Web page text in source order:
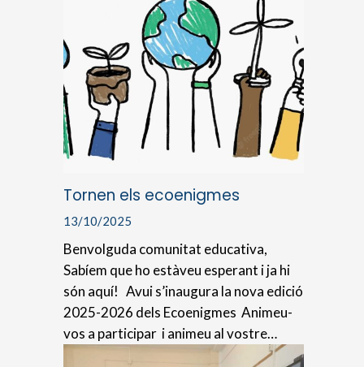
Tornen els ecoenigmes
13/10/2025
Benvolguda comunitat educativa,
Sabíem que ho estàveu esperant i ja hi
són aquí! Avui s’inaugura la nova edició
2025-2026 dels Ecoenigmes Animeu-
vos a participar i animeu al vostre…